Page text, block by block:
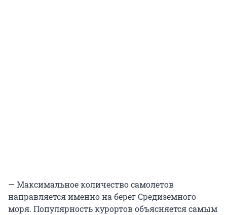
— Максимальное количество самолетов
направляется именно на берег Средиземного
моря. Популярность курортов объясняется самым